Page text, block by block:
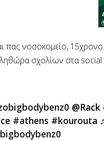
πας νοσοκομείο,
σχολίων στα social
#athens #kourouta